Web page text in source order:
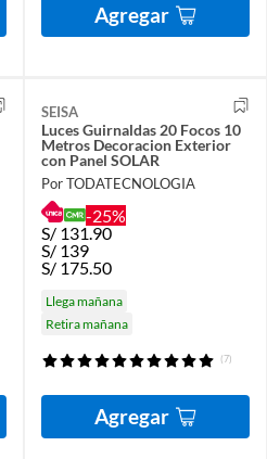
Agregar
SEISA
Luces Guirnaldas 20 Focos 10
Metros Decoracion Exterior
con Panel SOLAR
Por TODATECNOLOGIA
-25%
S/ 131.90
S/ 139
S/ 175.50
Llega mañana
Retira mañana
(7)
Agregar